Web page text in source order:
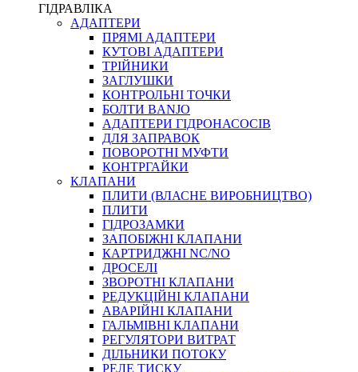
ФІТИНГИ ДІАГНОСТИЧНІ
АКСЕСУАРИ
ТРУБКИ ТА КОМПЛЕКТУЮЧІ
ФІТИНГИ ГІДРАВЛІЧНІ
ФІТИНГИ КОНДИЦІОНЕРНІ
ЗАХИСТ РУКАВІВ
ФІТИНГИ KARCHER
ФІТИНГИ НА ПІДЙОМ КАБІНИ
КОНЕКТОРИ
ХОМУТИ
ЧЕРВ`ЯЧНІ
ГІДРАВЛІКА
АДАПТЕРИ
ПРЯМІ АДАПТЕРИ
КУТОВІ АДАПТЕРИ
ТРІЙНИКИ
ЗАГЛУШКИ
КОНТРОЛЬНІ ТОЧКИ
БОЛТИ BANJO
АДАПТЕРИ ГІДРОНАСОСІВ
ДЛЯ ЗАПРАВОК
ПОВОРОТНІ МУФТИ
КОНТРГАЙКИ
КЛАПАНИ
ПЛИТИ (ВЛАСНЕ ВИРОБНИЦТВО)
ПЛИТИ
ГІДРОЗАМКИ
ЗАПОБІЖНІ КЛАПАНИ
КАРТРИДЖНІ NC/NO
ДРОСЕЛІ
ЗВОРОТНІ КЛАПАНИ
РЕДУКЦІЙНІ КЛАПАНИ
АВАРІЙНІ КЛАПАНИ
ГАЛЬМІВНІ КЛАПАНИ
РЕГУЛЯТОРИ ВИТРАТ
ДІЛЬНИКИ ПОТОКУ
РЕЛЕ ТИСКУ